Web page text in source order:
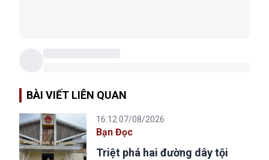
BÀI VIẾT LIÊN QUAN
16:12 07/08/2026
Bạn Đọc
Triệt phá hai đường dây tội